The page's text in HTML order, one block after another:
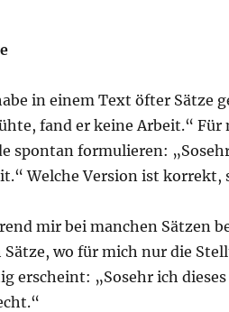
in einem Text öfter Sätze
fand er keine Arbeit.“
spontan formulieren:
Welche Version ist korrekt,
mir bei manchen Sätzen
Sätze, wo für mich nur die
erscheint: „Sosehr ich